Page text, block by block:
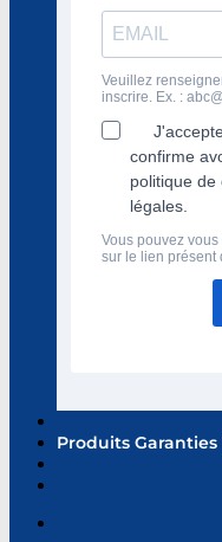
Veuillez
inscrire. Ex. :
confirme
politique de
légales.
Vous pouvez
sur le lien présent
Produits Garanties